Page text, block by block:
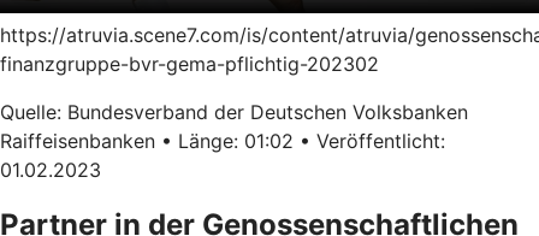
https://atruvia.scene7.com/is/content/atruvia/
finanzgruppe-bvr-gema-pflichtig-202302
Quelle: Bundesverband der Deutschen Volksbanken
Raiffeisenbanken • Länge: 01:02 • Veröffentlicht:
01.02.2023
Partner in der Genossenschaftlichen